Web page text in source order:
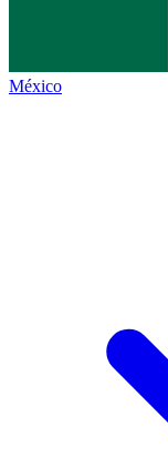
México